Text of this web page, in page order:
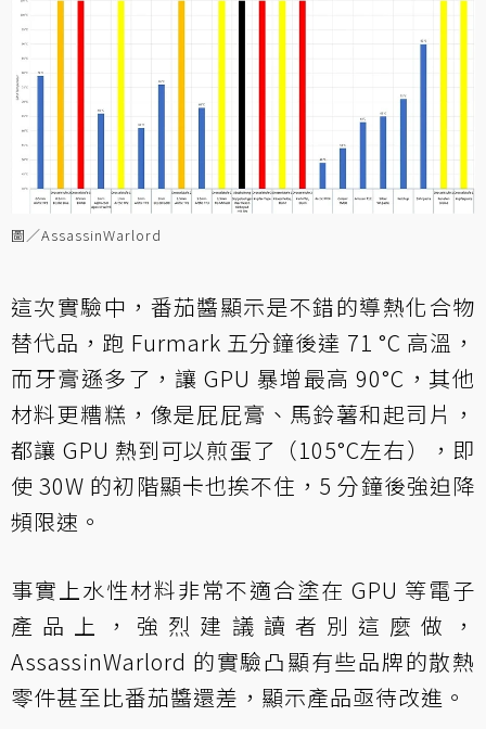
圖／AssassinWarlord
這次實驗中，番茄醬顯示是不錯的導熱化合物
替代品，跑 Furmark 五分鐘後達 71 °C 高溫，
而牙膏遜多了，讓 GPU 暴增最高 90°C，其他
材料更糟糕，像是屁屁膏、馬鈴薯和起司片，
都讓 GPU 熱到可以煎蛋了（105°C左右），即
使 30W 的初階顯卡也挨不住，5 分鐘後強迫降
頻限速。
事實上水性材料非常不適合塗在 GPU 等電子
產品上，強烈建議讀者別這麼做，
AssassinWarlord 的實驗凸顯有些品牌的散熱
零件甚至比番茄醬還差，顯示產品亟待改進。